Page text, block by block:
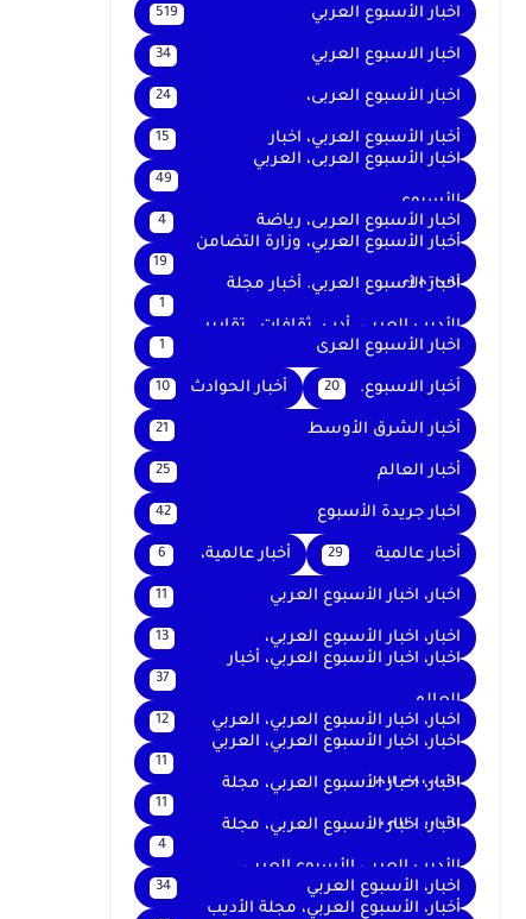
اخبار الأسبوع العربي 519
اخبار الاسبوع العربي 34
اخبار الأسبوع العربى، 24
أخبار الأسبوع العربي، اخبار 15
اخبار الأسبوع العربى، العربي
الأسبوع
49
اخبار الأسبوع العربى، رياضة 4
أخبار الأسبوع العربي، وزارة التضامن
الاجتماعي
19
أخبار الأسبوع العربي. أخبار مجلة
الأديب العربي. أدب. ثقافات . تقارير .
1
اخبار الأسبوع العرى 1
أخبار الاسبوع. 20 أخبار الحوادث 10
أخبار الشرق الأوسط 21
أخبار العالم 25
اخبار جريدة الأسبوع 42
أخبار عالمية 29 أخبار عالمية، 6
اخبار، اخبار الأسبوع العربي 11
اخبار، اخبار الأسبوع العربي، 13
اخبار، اخبار الأسبوع العربي، أخبار
العالم
37
اخبار، اخبار الأسبوع العربي، العربي 12
اخبار، اخبار الأسبوع العربي، العربي
الأسبوع العربي
11
اخبار، اخبار الأسبوع العربي، مجلة
الأديب العربي
11
اخبار، اخبار الأسبوع العربي، مجلة
الأديب العربي الأسبوع العربي
4
اخبار، الأسبوع العربي 34
أخبار، الأسبوع العربي، مجلة الأديب